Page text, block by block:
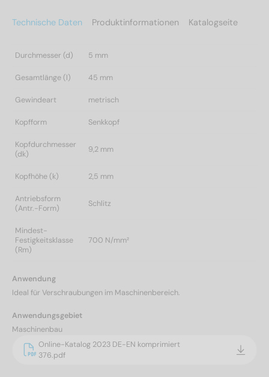
Technische Daten Produktinformationen Katalogseite
Durchmesser (d) 5 mm
Gesamtlänge (l) 45 mm
Gewindeart metrisch
Kopfform Senkkopf
Kopfdurchmesser
(dk)
9,2 mm
Kopfhöhe (k) 2,5 mm
Antriebsform
(Antr.-Form)
Schlitz
Mindest-
Festigkeitsklasse
(Rm)
700 N/mm²
Anwendung
Ideal für Verschraubungen im Maschinenbereich.
Anwendungsgebiet
Maschinenbau
Online-Katalog 2023 DE-EN komprimiert
376.pdf